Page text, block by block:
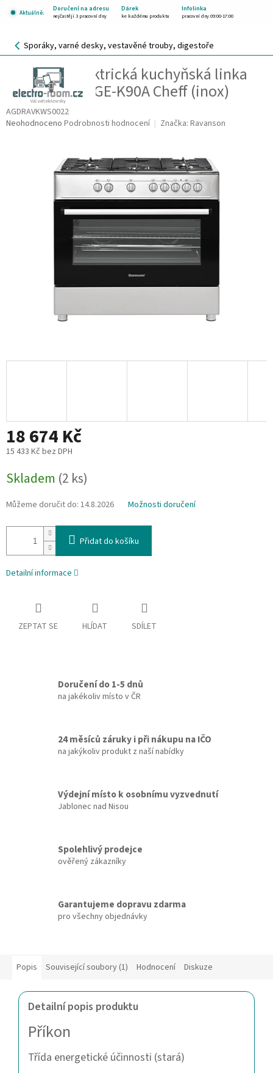
Aktuálně:
Doručení na adresu Dárek Infolinka
nejčastěji 3 pracovní dny ke každému produktu pracovní dny 09:00-17:00
NÁKUPNÍ
KOŠÍK
Sporáky, varné desky, vestavěné trouby, digestoře
Plynová a elektrická kuchyňská linka
Ravanson KWGE-K90A Cheff (inox)
AGDRAVKWS0022
Průměrné
Neohodnoceno Podrobnosti hodnocení Značka: Ravanson
18 674 Kč
15 433 Kč bez DPH
cena:
Skladem (2 ks)
Můžeme doručit do: 14.8.2026 Možnosti doručení
Přidat do košíku
Detailní informace
ZEPTAT SE HLÍDAT SDÍLET
Doručení do 1-5 dnů
na jakékoliv místo v ČR
24 měsíců záruky i při nákupu na IČO
na jakýkoliv produkt z naší nabídky
Výdejní místo k osobnímu vyzvednutí
Jablonec nad Nisou
Spolehlivý prodejce
ověřený zákazníky
Garantujeme dopravu zdarma
pro všechny objednávky
Popis Související soubory (1) Hodnocení Diskuze
Detailní popis produktu
Příkon
Třída energetické účinnosti (stará)